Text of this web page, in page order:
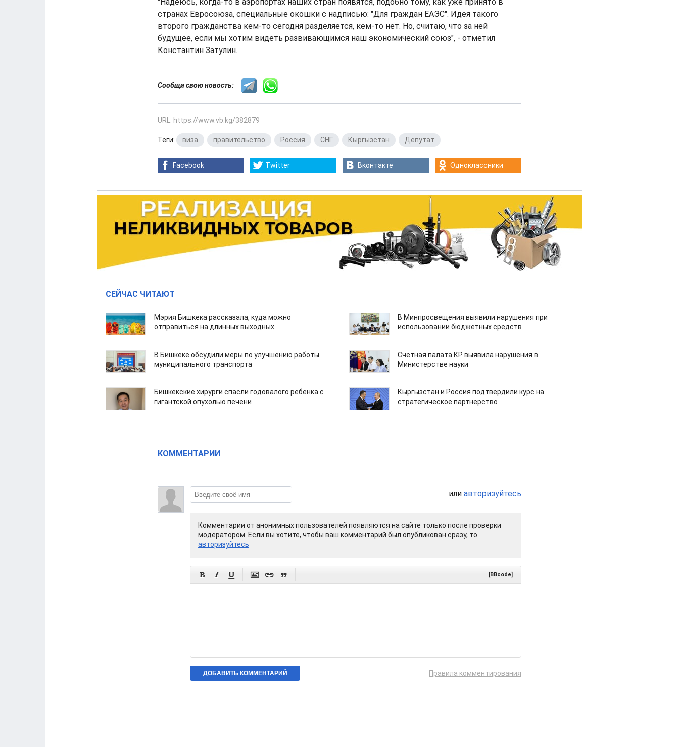
странах Евросоюза, специальные окошки с надписью: "Для граждан ЕАЭС". Идея такого
второго гражданства кем-то сегодня разделяется, кем-то нет. Но, считаю, что за ней
будущее, если мы хотим видеть развивающимся наш экономический союз", - отметил
Константин Затулин.
Сообщи свою новость:
URL: https://www.vb.kg/382879
Теги: виза правительство Россия СНГ Кыргызстан Депутат
Facebook Twitter Вконтакте Одноклассники
СЕЙЧАС ЧИТАЮТ
Мэрия Бишкека рассказала, куда можно
отправиться на длинных выходных
В Минпросвещения выявили нарушения при
использовании бюджетных средств
В Бишкеке обсудили меры по улучшению работы
муниципального транспорта
Счетная палата КР выявила нарушения в
Министерстве науки
Бишкекские хирурги спасли годовалого ребенка с
гигантской опухолью печени
Кыргызстан и Россия подтвердили курс на
стратегическое партнерство
КОММЕНТАРИИ
или авторизуйтесь
Комментарии от анонимных пользователей появляются на сайте только после проверки
модератором. Если вы хотите, чтобы ваш комментарий был опубликован сразу, то
авторизуйтесь
      [BBcode]
Правила комментирования